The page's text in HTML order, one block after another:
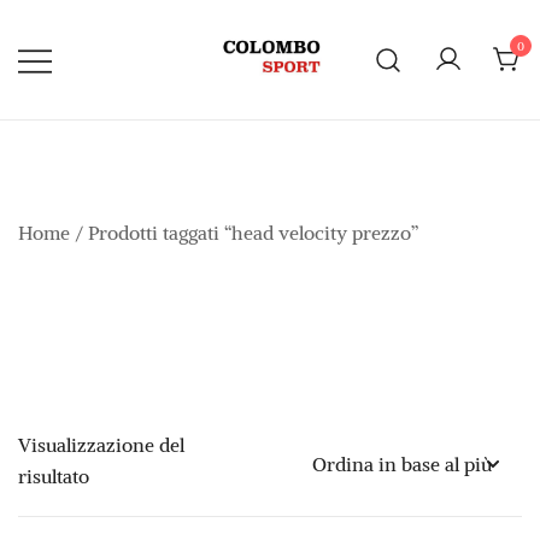
contenuto
0
Home / Prodotti taggati “head velocity prezzo”
Visualizzazione del
risultato